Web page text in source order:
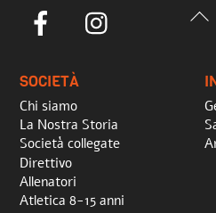
Facebook
SOCIETÀ
Chi siamo
La Nostra Storia
Società collegate
Direttivo
Allenatori
Atletica 8-15 anni